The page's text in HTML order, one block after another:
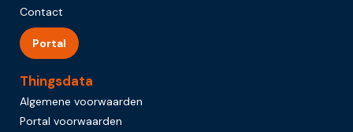
Contact
Portal
Thingsdata
Algemene voorwaarden
Portal voorwaarden